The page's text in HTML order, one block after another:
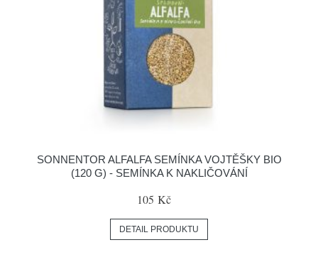
SONNENTOR ALFALFA SEMÍNKA VOJTĚŠKY BIO
(120 G) - SEMÍNKA K NAKLIČOVÁNÍ
105 Kč
DETAIL PRODUKTU